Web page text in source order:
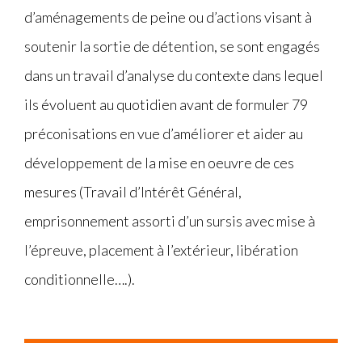
d’aménagements de peine ou d’actions visant à
soutenir la sortie de détention, se sont engagés
dans un travail d’analyse du contexte dans lequel
ils évoluent au quotidien avant de formuler 79
préconisations en vue d’améliorer et aider au
développement de la mise en oeuvre de ces
mesures (Travail d’Intérêt Général,
emprisonnement assorti d’un sursis avec mise à
l’épreuve, placement à l’extérieur, libération
conditionnelle….).